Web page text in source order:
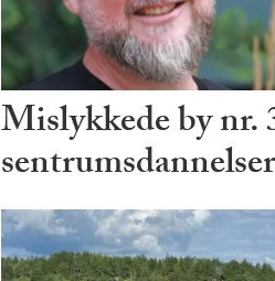
Mislykkede by nr.
sentrumsdannelser